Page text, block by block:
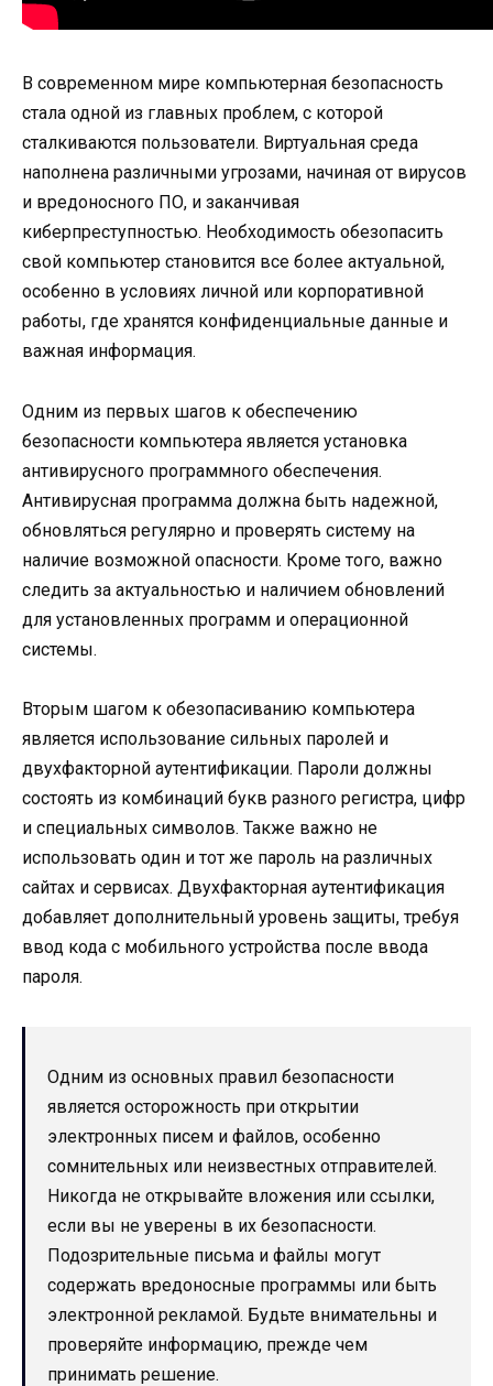
В современном мире компьютерная безопасность
стала одной из главных проблем, с которой
сталкиваются пользователи. Виртуальная среда
наполнена различными угрозами, начиная от вирусов
и вредоносного ПО, и заканчивая
киберпреступностью. Необходимость обезопасить
свой компьютер становится все более актуальной,
особенно в условиях личной или корпоративной
работы, где хранятся конфиденциальные данные и
важная информация.
Одним из первых шагов к обеспечению
безопасности компьютера является установка
антивирусного программного обеспечения.
Антивирусная программа должна быть надежной,
обновляться регулярно и проверять систему на
наличие возможной опасности. Кроме того, важно
следить за актуальностью и наличием обновлений
для установленных программ и операционной
системы.
Вторым шагом к обезопасиванию компьютера
является использование сильных паролей и
двухфакторной аутентификации. Пароли должны
состоять из комбинаций букв разного регистра, цифр
и специальных символов. Также важно не
использовать один и тот же пароль на различных
сайтах и сервисах. Двухфакторная аутентификация
добавляет дополнительный уровень защиты, требуя
ввод кода с мобильного устройства после ввода
пароля.
Одним из основных правил безопасности
является осторожность при открытии
электронных писем и файлов, особенно
сомнительных или неизвестных отправителей.
Никогда не открывайте вложения или ссылки,
если вы не уверены в их безопасности.
Подозрительные письма и файлы могут
содержать вредоносные программы или быть
электронной рекламой. Будьте внимательны и
проверяйте информацию, прежде чем
принимать решение.